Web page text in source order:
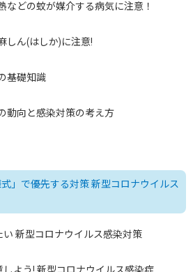
などの蚊が媒介する病気に注意！
しん(はしか)に注意!
基礎知識
動向と感染対策の考え方
」で優先する対策 新型コロナウイルス
い 新型コロナウイルス感染対策